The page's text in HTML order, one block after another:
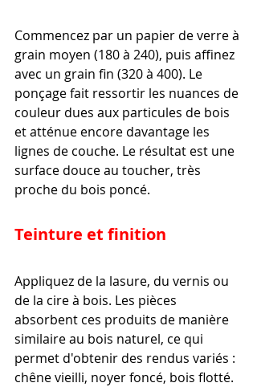
Commencez par un papier de verre à
grain moyen (180 à 240), puis affinez
avec un grain fin (320 à 400). Le
ponçage fait ressortir les nuances de
couleur dues aux particules de bois
et atténue encore davantage les
lignes de couche. Le résultat est une
surface douce au toucher, très
proche du bois poncé.
Teinture et finition
Appliquez de la lasure, du vernis ou
de la cire à bois. Les pièces
absorbent ces produits de manière
similaire au bois naturel, ce qui
permet d'obtenir des rendus variés :
chêne vieilli, noyer foncé, bois flotté.